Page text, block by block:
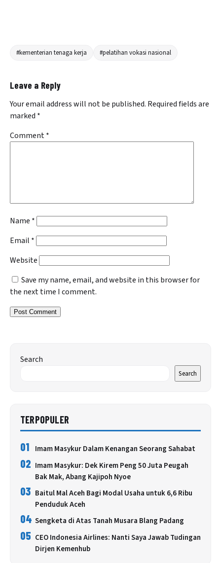
#kementerian tenaga kerja #pelatihan vokasi nasional
Leave a Reply
Your email address will not be published. Required fields are
marked *
Comment*
Name *
Email *
Website
Save my name, email, and website in this browser for
the next time I comment.
Search
Search
TERPOPULER
01 Imam Masykur Dalam Kenangan Seorang Sahabat
02 Imam Masykur: Dek Kirem Peng 50 Juta Peugah
Bak Mak, Abang Kajipoh Nyoe
03 Baitul Mal Aceh Bagi Modal Usaha untuk 6,6 Ribu
Penduduk Aceh
04 Sengketa di Atas Tanah Musara Blang Padang
05 CEO Indonesia Airlines: Nanti Saya Jawab Tudingan
Dirjen Kemenhub